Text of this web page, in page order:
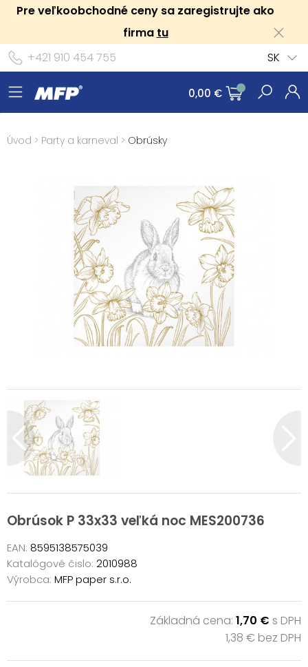
Pre veľkoobchodné ceny sa zaregistrujte ako
firma tu
+421 910 454 755
SK
0,00 €
Úvod > Party a karneval > Obrúsky
Obrúsok P 33x33 veľká noc MES200736
EAN: 8595138575039
Katalógové čislo: 2010988
Výrobca: MFP paper s.r.o.
Základná cena: 1,70 € s DPH
1,38 € bez DPH